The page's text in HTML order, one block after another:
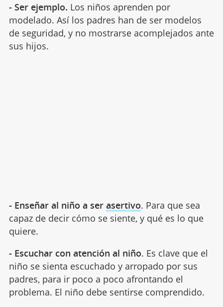
- Ser ejemplo. Los niños aprenden por
modelado. Así los padres han de ser modelos
de seguridad, y no mostrarse acomplejados ante
sus hijos.
- Enseñar al niño a ser asertivo. Para que sea
capaz de decir cómo se siente, y qué es lo que
quiere.
- Escuchar con atención al niño. Es clave que el
niño se sienta escuchado y arropado por sus
padres, para ir poco a poco afrontando el
problema. El niño debe sentirse comprendido.